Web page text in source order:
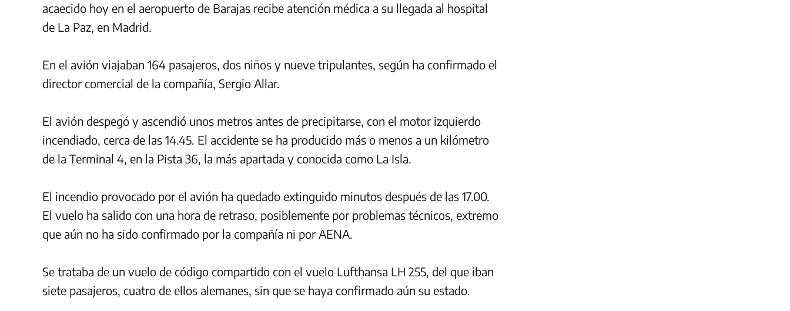
acaecido hoy en el aeropuerto de Barajas recibe atención médica a su llegada al hospital
de La Paz, en Madrid.
En el avión viajaban 164 pasajeros, dos niños y nueve tripulantes, según ha confirmado el
director comercial de la compañía, Sergio Allar.
El avión despegó y ascendió unos metros antes de precipitarse, con el motor izquierdo
incendiado, cerca de las 14.45. El accidente se ha producido más o menos a un kilómetro
de la Terminal 4, en la Pista 36, la más apartada y conocida como La Isla.
El incendio provocado por el avión ha quedado extinguido minutos después de las 17.00.
El vuelo ha salido con una hora de retraso, posiblemente por problemas técnicos, extremo
que aún no ha sido confirmado por la compañía ni por AENA.
Se trataba de un vuelo de código compartido con el vuelo Lufthansa LH 255, del que iban
siete pasajeros, cuatro de ellos alemanes, sin que se haya confirmado aún su estado.